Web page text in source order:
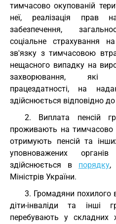
тимчасово окупованій
неї, реалізація прав
забезпечення,
соціальне страхування
зв'язку з тимчасовою
нещасного випадку на
захворювання, які
працездатності, на
здійснюється відповідно
2. Виплата пенсій
проживають на тимчасово
отримують пенсій та
уповноважених органів
здійснюється в порядку,
Міністрів України.
3. Громадяни похилого
діти-інваліди та інші
перебувають у складних